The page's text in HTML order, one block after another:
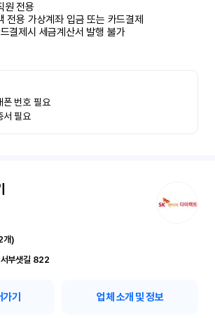
원 전용
전용 가상계좌 입금 또는 카드결제
결제시 세금계산서 발행 불가
폰 번호 필요
서 필요
개)
부샛길 822
기 업체 소개 및 정보